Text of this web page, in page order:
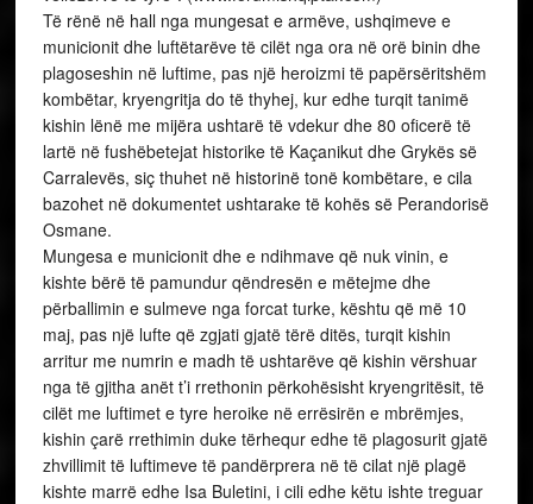
Të rënë në hall nga mungesat e armëve, ushqimeve e
municionit dhe luftëtarëve të cilët nga ora në orë binin dhe
plagoseshin në luftime, pas një heroizmi të papërsëritshëm
kombëtar, kryengritja do të thyhej, kur edhe turqit tanimë
kishin lënë me mijëra ushtarë të vdekur dhe 80 oficerë të
lartë në fushëbetejat historike të Kaçanikut dhe Grykës së
Carralevës, siç thuhet në historinë tonë kombëtare, e cila
bazohet në dokumentet ushtarake të kohës së Perandorisë
Osmane.
Mungesa e municionit dhe e ndihmave që nuk vinin, e
kishte bërë të pamundur qëndresën e mëtejme dhe
përballimin e sulmeve nga forcat turke, kështu që më 10
maj, pas një lufte që zgjati gjatë tërë ditës, turqit kishin
arritur me numrin e madh të ushtarëve që kishin vërshuar
nga të gjitha anët t’i rrethonin përkohësisht kryengritësit, të
cilët me luftimet e tyre heroike në errësirën e mbrëmjes,
kishin çarë rrethimin duke tërhequr edhe të plagosurit gjatë
zhvillimit të luftimeve të pandërprera në të cilat një plagë
kishte marrë edhe Isa Buletini, i cili edhe këtu ishte treguar